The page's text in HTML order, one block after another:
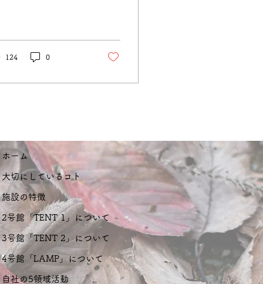
梅雨明け…夏休み…
ワードに何故かアレ
ー反応が出る保護者
124 0
ホーム
大切にしているコト
施設の特徴
2号館「TENT 1」について
3号館「TENT 2」について
4号館「LAMP」について
自社の5領域活動